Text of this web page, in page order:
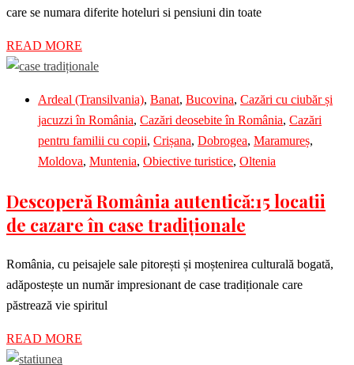
care se numara diferite hoteluri si pensiuni din toate
READ MORE
Ardeal (Transilvania), Banat, Bucovina, Cazări cu ciubăr și
jacuzzi în România, Cazări deosebite în România, Cazări
pentru familii cu copii, Crișana, Dobrogea, Maramureș,
Moldova, Muntenia, Obiective turistice, Oltenia
Descoperă România autentică:15 locatii
de cazare în case tradiționale
România, cu peisajele sale pitorești și moștenirea culturală bogată,
adăpostește un număr impresionant de case tradiționale care
păstrează vie spiritul
READ MORE